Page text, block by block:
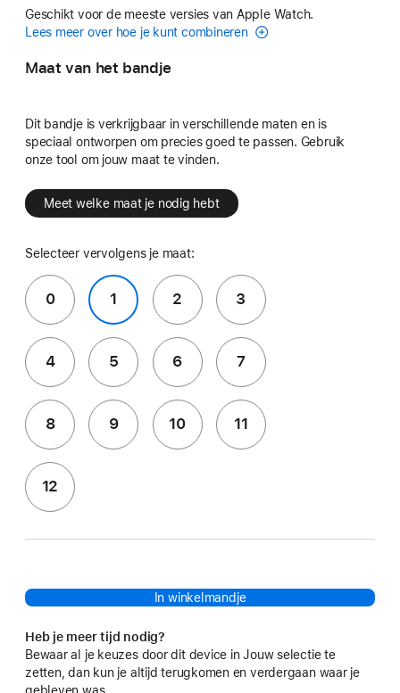
Geschikt voor de meeste versies van Apple Watch.
Lees meer over hoe je kunt combineren
Maat van het bandje
Dit bandje is verkrijgbaar in verschillende maten en is
speciaal ontworpen om precies goed te passen. Gebruik
onze tool om jouw maat te vinden.
Meet welke maat je nodig hebt
Selecteer vervolgens je maat:
0 1 2 3
4 5 6 7
8 9 10 11
12
In winkelmandje
Heb je meer tijd nodig?
Bewaar al je keuzes door dit device in Jouw selectie te
zetten, dan kun je altijd terugkomen en verdergaan waar je
gebleven was.